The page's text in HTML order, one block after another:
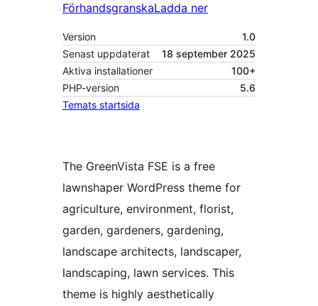
FörhandsgranskaLadda ner
Version
1.0
Senast uppdaterat
18 september 2025
Aktiva installationer
100+
PHP-version
5.6
Temats startsida
The GreenVista FSE is a free
lawnshaper WordPress theme for
agriculture, environment, florist,
garden, gardeners, gardening,
landscape architects, landscaper,
landscaping, lawn services. This
theme is highly aesthetically